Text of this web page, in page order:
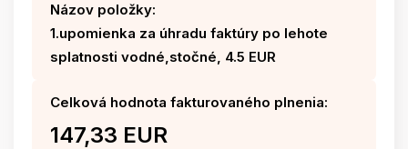
Názov položky:
1.upomienka za úhradu faktúry po lehote
splatnosti vodné,stočné, 4.5 EUR
Celková hodnota fakturovaného plnenia:
147,33 EUR